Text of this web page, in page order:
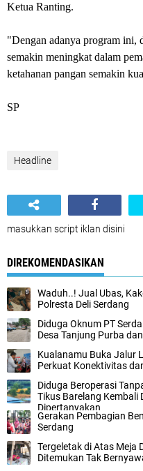
Ketua Ranting.
"Dengan adanya program ini,
semakin meningkat dalam
ketahanan pangan semakin
SP
Headline
masukkan script iklan disini
DIREKOMENDASIKAN
Waduh..! Jual Ubas,
Polresta Deli Serdang
Diduga Oknum PT
Desa Tanjung Purba
Kualanamu Buka Jalur
Perkuat Konektivitas
Diduga Beroperasi
Tikus Barelang Kembali
Dipertanyakan
Gerakan Pembagian
Serdang
Tergeletak di Atas Meja
Ditemukan Tak